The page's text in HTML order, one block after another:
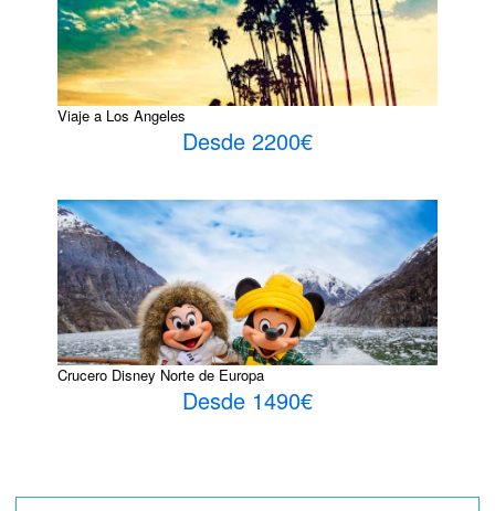
Viaje a Los Angeles
Desde 2200€
Crucero Disney Norte de Europa
Desde 1490€